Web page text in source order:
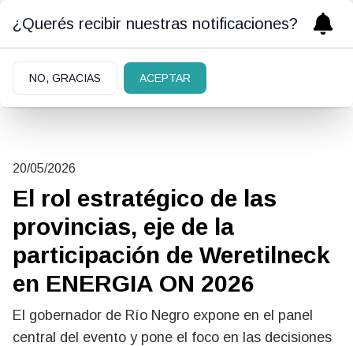
20/05/2026
El rol estratégico de las
provincias, eje de la
participación de Weretilneck
en ENERGIA ON 2026
El gobernador de Río Negro expone en el panel
central del evento y pone el foco en las decisiones
¿Querés recibir nuestras notificaciones?
NO, GRACIAS ACEPTAR